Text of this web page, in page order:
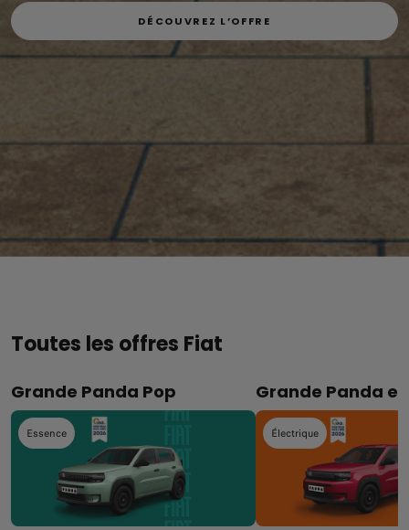
DÉCOUVREZ L’OFFRE
DÉCOUVREZ L’OFFRE
Toutes les offres Fiat
Grande Panda Pop
Essence
Grande Panda
Électrique